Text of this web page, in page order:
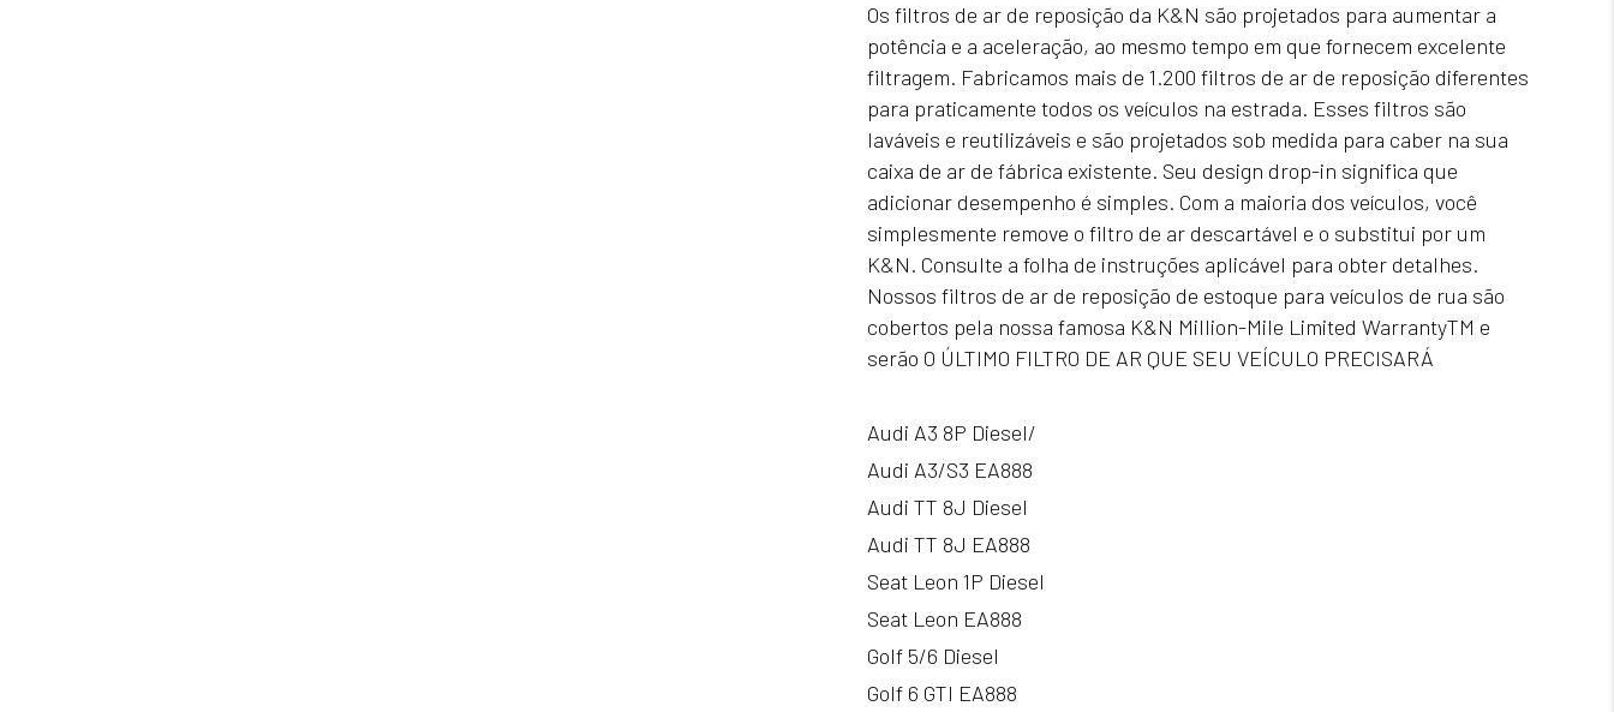
KN
Golf/
Audi
A3
S3
TT/
Leon
TFSI
2.0
TDI
Golf
6
EA888
Os filtros de ar de reposição da K&N são projetados para aumentar a
potência e a aceleração, ao mesmo tempo em que fornecem excelente
filtragem. Fabricamos mais de 1.200 filtros de ar de reposição diferentes
para praticamente todos os veículos na estrada. Esses filtros são
laváveis ​​e reutilizáveis ​​e são projetados sob medida para caber na sua
caixa de ar de fábrica existente. Seu design drop-in significa que
adicionar desempenho é simples. Com a maioria dos veículos, você
simplesmente remove o filtro de ar descartável e o substitui por um
K&N. Consulte a folha de instruções aplicável para obter detalhes.
Nossos filtros de ar de reposição de estoque para veículos de rua são
cobertos pela nossa famosa K&N Million-Mile Limited WarrantyTM e
serão O ÚLTIMO FILTRO DE AR ​​QUE SEU VEÍCULO PRECISARÁ
Audi A3 8P Diesel/
Audi A3/S3 EA888
Audi TT 8J Diesel
Audi TT 8J EA888
Seat Leon 1P Diesel
Seat Leon EA888
Golf 5/6 Diesel
Golf 6 GTI EA888